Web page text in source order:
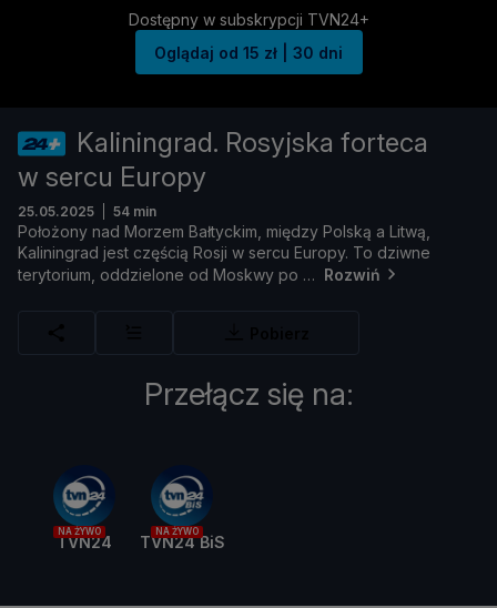
Dostępny w subskrypcji TVN24+
Oglądaj od 15 zł | 30 dni
Kaliningrad. Rosyjska forteca
w sercu Europy
25.05.2025 54 min
Położony nad Morzem Bałtyckim, między Polską a Litwą,
Kaliningrad jest częścią Rosji w sercu Europy. To dziwne
terytorium, oddzielone od Moskwy po Rozwiń
Przełącz się na:
NA ŻYWO
TVN24
NA ŻYWO
TVN24 BiS